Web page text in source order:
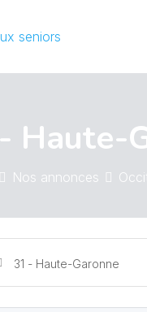
Haute-
Nos annonces
31 - Haute-Garonne